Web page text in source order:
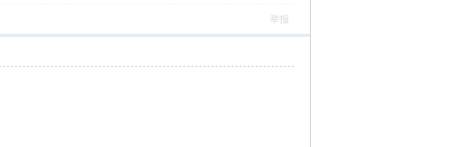
举报